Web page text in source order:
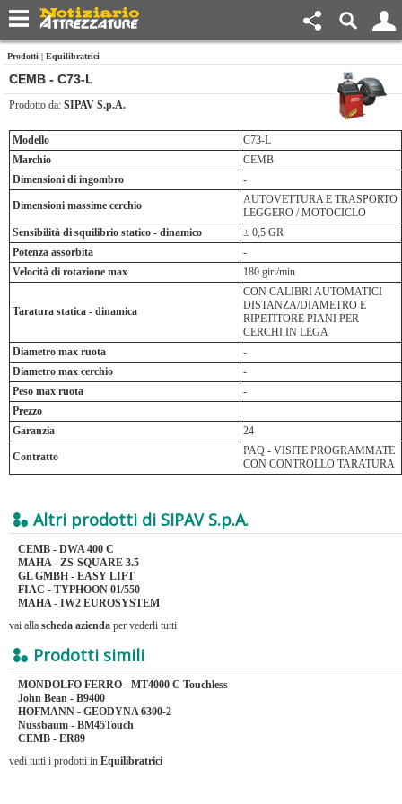
Prodotti | Equilibratrici
CEMB - C73-L
Prodotto da: SIPAV S.p.A.
Modello
C73-L
Marchio
CEMB
Dimensioni di ingombro
-
Dimensioni massime cerchio
AUTOVETTURA E TRASPORTO
LEGGERO / MOTOCICLO
Sensibilità di squilibrio statico - dinamico
± 0,5 GR
Potenza assorbita
-
Velocità di rotazione max
180 giri/min
Taratura statica - dinamica
CON CALIBRI AUTOMATICI
DISTANZA/DIAMETRO E
RIPETITORE PIANI PER
CERCHI IN LEGA
Diametro max ruota
-
Diametro max cerchio
-
Peso max ruota
-
Prezzo
Garanzia
24
Contratto
PAQ - VISITE PROGRAMMATE
CON CONTROLLO TARATURA
Altri prodotti di SIPAV S.p.A.
CEMB - DWA 400 C
MAHA - ZS-SQUARE 3.5
GL GMBH - EASY LIFT
FIAC - TYPHOON 01/550
MAHA - IW2 EUROSYSTEM
vai alla scheda azienda per vederli tutti
Prodotti simili
MONDOLFO FERRO - MT4000 C Touchless
John Bean - B9400
HOFMANN - GEODYNA 6300-2
Nussbaum - BM45Touch
CEMB - ER89
vedi tutti i prodotti in Equilibratrici